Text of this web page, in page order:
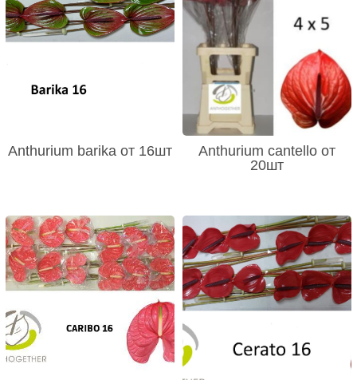
Anthurium barika от 16шт
Anthurium cantello от
20шт